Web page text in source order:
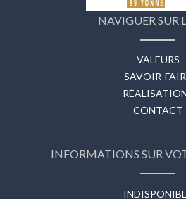
NAVIGUER SUR
VALEURS
SAVOIR-
CONTACT
INFORMATIONS SUR